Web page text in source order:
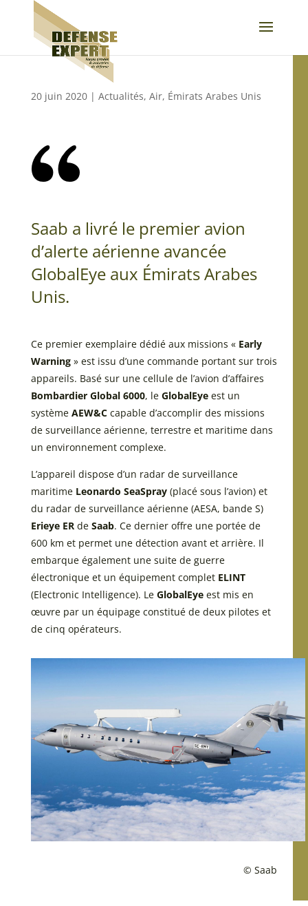
20 juin 2020| Actualités, Air, Émirats Arabes Unis
Saab a livré le premier avion
d’alerte aérienne avancée
GlobalEye aux Émirats Arabes
Unis.
Ce premier exemplaire dédié aux missions « Early
Warning» est issu d’une commande portant sur trois
appareils. Basé sur une cellule de l’avion d’affaires
Bombardier Global 6000, le GlobalEyeest un
système AEW&Ccapable d’accomplir des missions
de surveillance aérienne, terrestre et maritime dans
un environnement complexe.
L’appareil dispose d’un radar de surveillance
maritime Leonardo SeaSpray(placé sous l’avion) et
du radar de surveillance aérienne (AESA, bande S)
Erieye ERde Saab. Ce dernier offre une portée de
600 km et permet une détection avant et arrière. Il
embarque également une suite de guerre
électronique et un équipement complet ELINT
(Electronic Intelligence). Le GlobalEyeest mis en
œuvre par un équipage constitué de deux pilotes et
de cinq opérateurs.
© Saab